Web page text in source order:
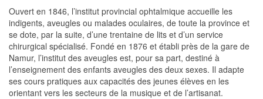
Ouvert en 1846, l’institut provincial ophtalmique accueille les
indigents, aveugles ou malades oculaires, de toute la province et
se dote, par la suite, d’une trentaine de lits et d’un service
chirurgical spécialisé. Fondé en 1876 et établi près de la gare de
Namur, l’institut des aveugles est, pour sa part, destiné à
l’enseignement des enfants aveugles des deux sexes. Il adapte
ses cours pratiques aux capacités des jeunes élèves en les
orientant vers les secteurs de la musique et de l’artisanat.